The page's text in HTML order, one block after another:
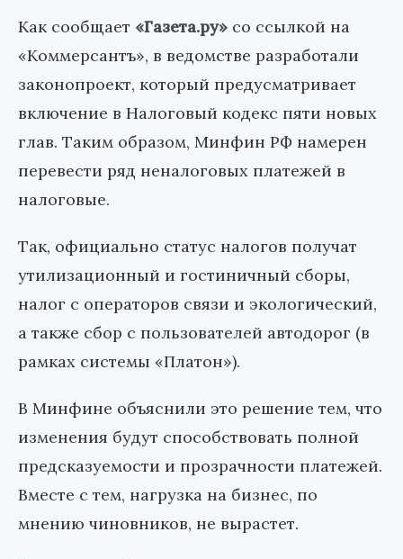
Как сообщает «Газета.ру» со ссылкой на
«Коммерсантъ», в ведомстве разработали
законопроект, который предусматривает
включение в Налоговый кодекс пяти новых
глав. Таким образом, Минфин РФ намерен
перевести ряд неналоговых платежей в
налоговые.
Так, официально статус налогов получат
утилизационный и гостиничный сборы,
налог с операторов связи и экологический,
а также сбор с пользователей автодорог (в
рамках системы «Платон»).
В Минфине объяснили это решение тем, что
изменения будут способствовать полной
предсказуемости и прозрачности платежей.
Вместе с тем, нагрузка на бизнес, по
мнению чиновников, не вырастет.